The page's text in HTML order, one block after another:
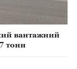
вантажний
тонн